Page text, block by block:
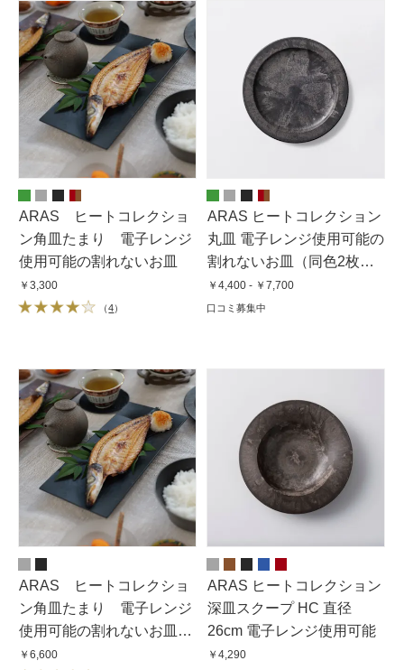
ARAS ヒートコレクショ
ン角皿たまり 電子レンジ
使用可能の割れないお皿
￥3,300
（4）
ARAS ヒートコレクション
丸皿 電子レンジ使用可能の
割れないお皿（同色2枚
組）
￥4,400 - ￥7,700
口コミ募集中
ARAS ヒートコレクショ
ン角皿たまり 電子レンジ
使用可能の割れないお皿
同色2枚組
￥6,600
ARAS ヒートコレクション
深皿スクープ HC 直径
26cm 電子レンジ使用可能
￥4,290